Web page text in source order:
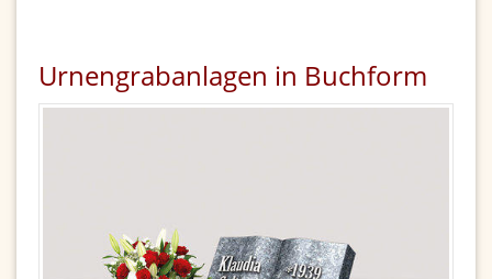
Urnengrabanlagen in Buchform